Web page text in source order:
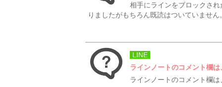
相手にラインをブロックさ
りましたがもちろん既読はついていませ
LINE
ラインノートのコメント欄
ラインノートのコメント欄